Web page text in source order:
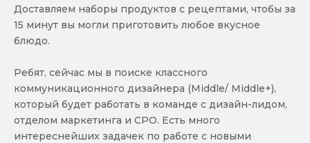
Доставляем наборы продуктов с рецептами, чтобы за
15 минут вы могли приготовить любое вкусное
блюдо.
Ребят, сейчас мы в поиске классного
коммуникационного дизайнера (Middle/ Middle+),
который будет работать в команде с дизайн-лидом,
отделом маркетинга и CPO. Есть много
интереснейших задачек по работе с новыми